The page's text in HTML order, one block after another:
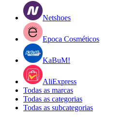
Netshoes
Epoca Cosméticos
KaBuM!
AliExpress
Todas as marcas
Todas as categorias
Todas as subcategorias